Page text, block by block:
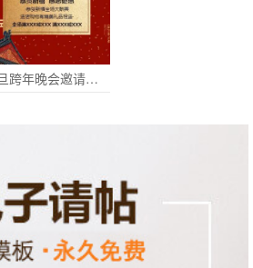
元旦跨年晚会邀请函过年节日贺卡商家促销活动邀请函